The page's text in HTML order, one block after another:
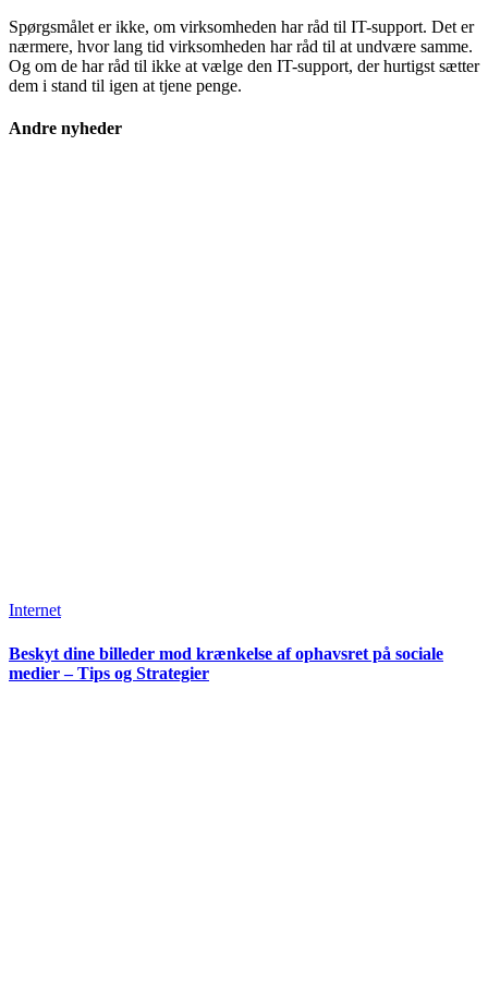
Spørgsmålet er ikke, om virksomheden har råd til IT-support. Det er
nærmere, hvor lang tid virksomheden har råd til at undvære samme.
Og om de har råd til ikke at vælge den IT-support, der hurtigst sætter
dem i stand til igen at tjene penge.
Andre nyheder
Internet
Beskyt dine billeder mod krænkelse af ophavsret på sociale
medier – Tips og Strategier